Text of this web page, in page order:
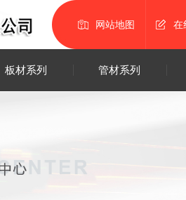
网站地图 在
板材系列 管材系列